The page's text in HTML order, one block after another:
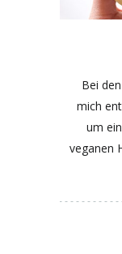
Bei
mich
um
veganen